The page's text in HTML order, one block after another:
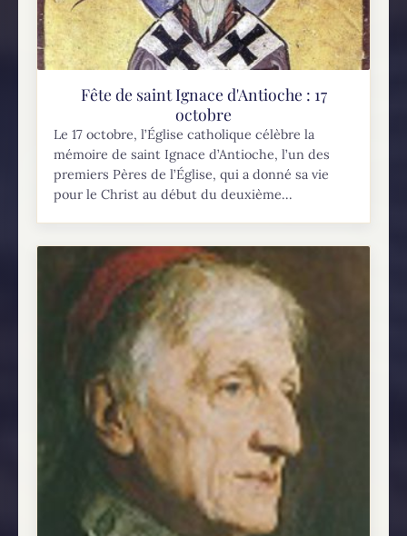
Fête de saint Ignace d'Antioche : 17
octobre
Le 17 octobre, l’Église catholique célèbre la
mémoire de saint Ignace d’Antioche, l’un des
premiers Pères de l’Église, qui a donné sa vie
pour le Christ au début du deuxième...